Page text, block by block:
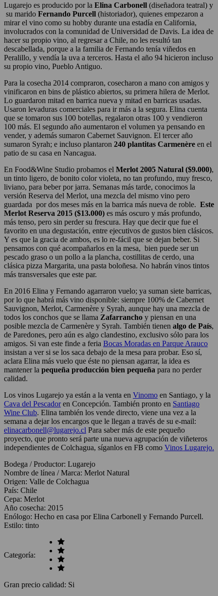
Lugarejo es producido por la Elina Carbonell (diseñadora teatral) y
su marido Fernando Purcell (historiador), quienes empezaron a
mirar el vino como su hobby durante una estadía en California,
involucrados con la comunidad de Universidad de Davis. La idea de
hacer su propio vino, al regresar a Chile, no les resultó tan
descabellada, porque a la familia de Fernando tenía viñedos en
Peralillo, y vendía la uva a terceros. Hasta el año 94 hicieron incluso
su propio vino, Pueblo Antiguo.
Para la cosecha 2014 compraron, cosecharon a mano con amigos y
vinificaron en bins de plástico abiertos, su primera hilera de Merlot.
Lo guardaron mitad en barrica nueva y mitad en barricas usadas.
Usaron levaduras comerciales para ir más a la segura. Elina cuenta
que se tomaron sus 100 botellas, regalaron otras 100 y vendieron
100 más. El segundo año aumentaron el volumen ya pensando en
vender, y además sumaron Cabernet Sauvignon. El tercer año
sumaron Syrah; e incluso plantaron 240 plantitas Carmenère en el
patio de su casa en Nancagua.
En Food&Wine Studio probamos el Merlot 2005 Natural ($9.000),
un tinto ligero, de bonito color violeta, no tan profundo, muy fresco,
liviano, para beber por jarra. Semanas más tarde, conocimos la
versión Reserva del Merlot, una mezcla del mismo vino pero
guardada por dos meses más en la barrica más nueva de roble. Este
Merlot Reserva 2015 ($13.000) es más oscuro y más profundo,
más tenso, pero sin perder su frescura. Hay que decir que fue el
favorito en una degustación, entre ejecutivos de gustos bien clásicos.
Y es que la gracia de ambos, es lo re-fácil que se dejan beber. Si
pensamos con qué acompañarlos en la mesa, bien puede ser un
pescado graso o un pollo a la plancha, costillitas de cerdo, una
clásica pizza Margarita, una pasta boloñesa. No habrán vinos tintos
más transversales que este par.
En 2016 Elina y Fernando agarraron vuelo; ya suman siete barricas,
por lo que habrá más vino disponible: siempre 100% de Cabernet
Sauvignon, Merlot, Carmenère y Syrah, aunque hay una mezcla de
todos los conchos que se llama Zafarrancho y piensan en una
posible mezcla de Carmenère y Syrah. También tienen algo de País,
de Paredones, pero aún es algo clandestino, exclusivo sólo para los
amigos. Si van este finde a feria Bocas Moradas en Parque Arauco
insistan a ver si se los saca debajo de la mesa para probar. Eso sí,
aclara Elina más vuelo que éste no piensan agarrar, la idea es
mantener la pequeña producción bien pequeña para no perder
calidad.
Los vinos Lugarejo ya están a la venta en Vinomo en Santiago, y la
Cava del Pescadoren Concepción. También pronto en Santiago
Wine Club. Elina también los vende directo, viene una vez a la
semana a dejar los encargos que le llegan a través de su e-mail:
elinacarbonell@lugarejo.cl Para saber más de este pequeño
proyecto, que pronto será parte una nueva agrupación de viñeteros
independientes de Colchagua, síganlos en FB como Vinos Lugarejo.
Bodega / Productor: Lugarejo
Nombre de línea / Marca: Merlot Natural
Origen: Valle de Colchagua
País: Chile
Cepa: Merlot
Año cosecha: 2015
Enólogo: Hecho en casa por Elina Carbonell y Fernando Purcell.
Estilo: tinto
Categoría:
Gran precio calidad: Si